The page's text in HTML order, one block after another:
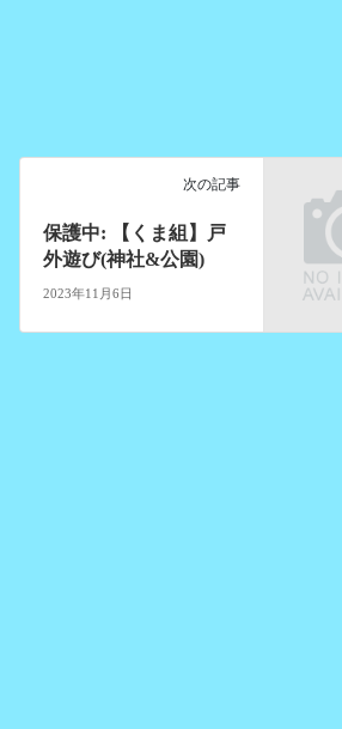
次の記事
保護中: 【くま組】戸
外遊び(神社&公園)
2023年11月6日